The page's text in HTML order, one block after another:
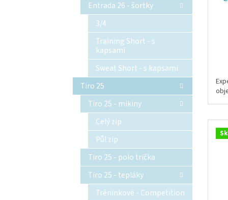
Entrada 26 - šortky
3/4
Training Short - s
kapsami
Sweat Short - s kapsami
Tiro 25
Tiro 25 - mikiny
Celý zip
Půl zip
Tiro 25 - polo trička
Tiro 25 - tepláky
Tréninkové - Competition